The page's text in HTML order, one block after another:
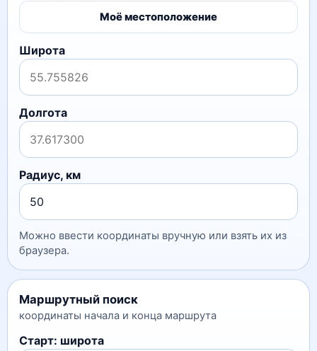
Моё местоположение
Широта
Долгота
Радиус, км
Можно ввести координаты вручную или взять их из
браузера.
Маршрутный поиск
координаты начала и конца маршрута
Старт: широта